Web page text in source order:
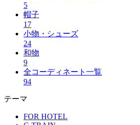
5
帽子
17
小物・シューズ
24
和物
9
全コーディネート一覧
94
テーマ
FOR HOTEL